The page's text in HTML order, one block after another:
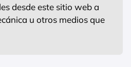
desde este sitio web a
u otros medios que